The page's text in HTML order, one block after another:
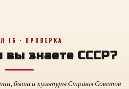
16 · ПРОВЕРКА
вы знаете СССР?
быта и культуры Страны Советов